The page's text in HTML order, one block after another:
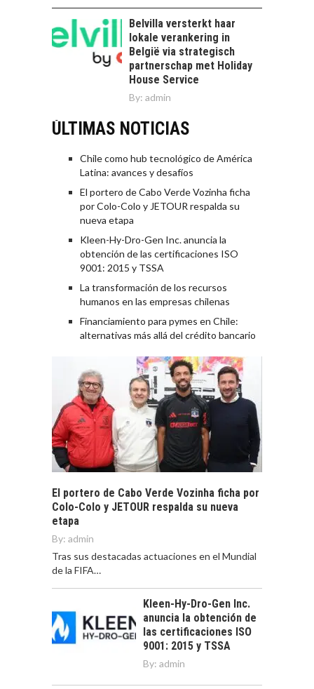
Belvilla versterkt haar
lokale verankering in
België via strategisch
partnerschap met Holiday
House Service
By: admin
ÚLTIMAS NOTICIAS
Chile como hub tecnológico de América
Latina: avances y desafíos
El portero de Cabo Verde Vozinha ficha
por Colo-Colo y JETOUR respalda su
nueva etapa
Kleen-Hy-Dro-Gen Inc. anuncia la
obtención de las certificaciones ISO
9001: 2015 y TSSA
La transformación de los recursos
humanos en las empresas chilenas
Financiamiento para pymes en Chile:
alternativas más allá del crédito bancario
El portero de Cabo Verde Vozinha ficha por
Colo-Colo y JETOUR respalda su nueva
etapa
By: admin
Tras sus destacadas actuaciones en el Mundial
de la FIFA…
Kleen-Hy-Dro-Gen Inc.
anuncia la obtención de
las certificaciones ISO
9001: 2015 y TSSA
By: admin